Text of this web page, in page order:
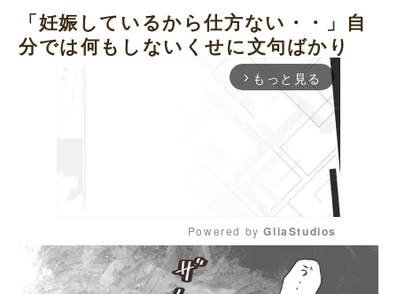
「妊娠しているから仕方ない・・」自
分では何もしないくせに文句ばかり
arrow_forward_ios もっと見る
u
Powered by GliaStudios